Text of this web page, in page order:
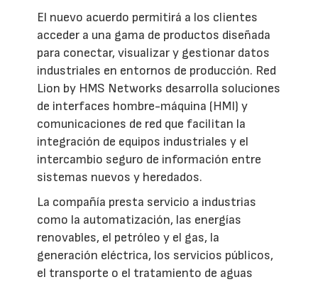
El nuevo acuerdo permitirá a los clientes
acceder a una gama de productos diseñada
para conectar, visualizar y gestionar datos
industriales en entornos de producción. Red
Lion by HMS Networks desarrolla soluciones
de interfaces hombre-máquina (HMI) y
comunicaciones de red que facilitan la
integración de equipos industriales y el
intercambio seguro de información entre
sistemas nuevos y heredados.
La compañía presta servicio a industrias
como la automatización, las energías
renovables, el petróleo y el gas, la
generación eléctrica, los servicios públicos,
el transporte o el tratamiento de aguas